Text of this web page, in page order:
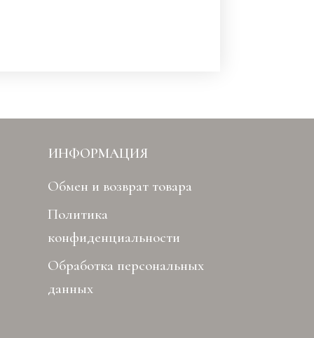
ИНФОРМАЦИЯ
Обмен и возврат товара
Политика
конфиденциальности
Обработка персональных
данных